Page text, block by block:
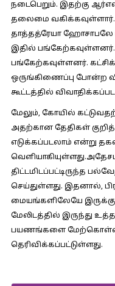
நடைபெறும். இதற்கு
தலைமை
தாத்தத்ரேயா ஹோசாபலே
இதில்
பங்கேற்கவுள்ளனர்.
ஒருங்கிணைப்பு போன்ற
கூட்டத்தில்
மேலும், கோயில்
அதற்கான தேதிகள்
எடுக்கப்படலாம் என்று
திட்டமிடப்பட்டிருந்த
செய்துள்ளது. இதனால்,
மையங்களிலேயே
மேலிடத்தில் இருந்து
பயணங்களை மேற்கொள்ள
தெரிவிக்கப்பட்டுள்ளது.